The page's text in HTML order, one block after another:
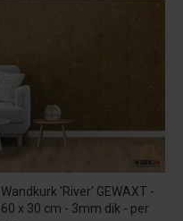
Wandkurk 'River' GEWAXT -
60 x 30 cm - 3mm dik - per